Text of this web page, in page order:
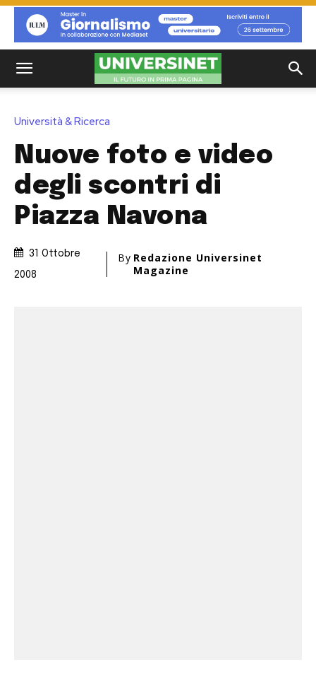
Università & Ricerca
Nuove foto e video
degli scontri di
Piazza Navona
31 Ottobre
2008
By Redazione Universinet
Magazine